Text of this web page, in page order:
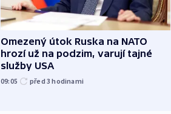
Omezený útok Ruska na NATO
hrozí už na podzim, varují tajné
služby USA
09:05 před 3hodinami